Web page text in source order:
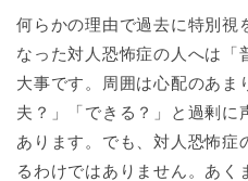
何らかの理由で過去に特別視
なった対人恐怖症の人へは「
大事です。周囲は心配のあま
夫？」「できる？」と過剰に
あります。でも、対人恐怖症
るわけではありません。あく